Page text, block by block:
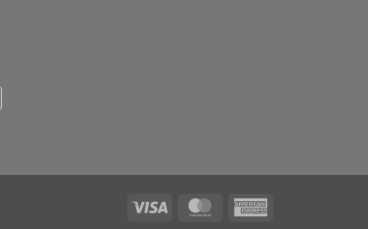
Visa MasterCard